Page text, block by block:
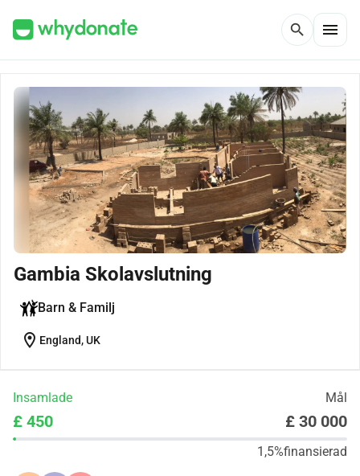
search menu
Gambia Skolavslutning
Barn & Familj
location_on England, UK
Insamlade Mål
£ 450 £ 30 000
1,5%finansierad